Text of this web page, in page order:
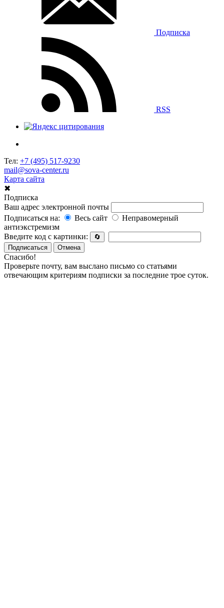
Подписка
RSS
Тел: +7 (495) 517-9230
mail@sova-center.ru
Карта сайта
✖
Подписка
Ваш адрес электронной почты
Подписаться на:
Весь сайт
Неправомерный
антиэкстремизм
Введите код с картинки:
🔄
Подписаться
Отмена
Спасибо!
Проверьте почту, вам выслано письмо со статьями
отвечающим критериям подписки за последние трое суток.